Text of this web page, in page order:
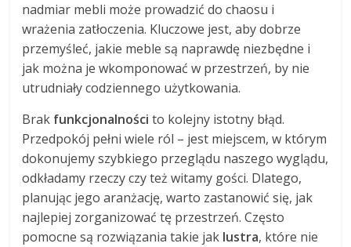
nadmiar mebli może prowadzić do chaosu i
wrażenia zatłoczenia. Kluczowe jest, aby dobrze
przemyśleć, jakie meble są naprawdę niezbędne i
jak można je wkomponować w przestrzeń, by nie
utrudniały codziennego użytkowania.
Brak funkcjonalności to kolejny istotny błąd.
Przedpokój pełni wiele ról – jest miejscem, w którym
dokonujemy szybkiego przeglądu naszego wyglądu,
odkładamy rzeczy czy też witamy gości. Dlatego,
planując jego aranżację, warto zastanowić się, jak
najlepiej zorganizować tę przestrzeń. Często
pomocne są rozwiązania takie jak lustra, które nie